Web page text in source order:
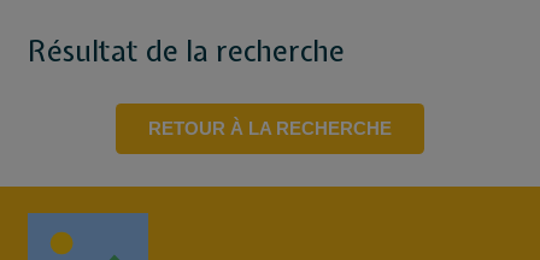
Résultat de la recherche
RETOUR À LA RECHERCHE